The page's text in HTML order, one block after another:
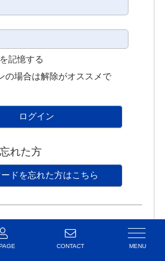
記憶する
の場合は解除がオススメで
ログイン
れた方
ドを忘れた方はこちら
みで無い方はこちらから登録を
CONTACT